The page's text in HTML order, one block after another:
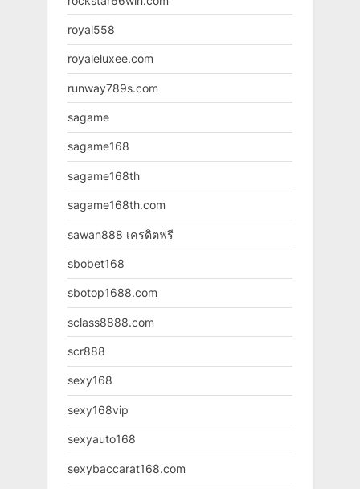
royal558
royaleluxee.com
runway789s.com
sagame
sagame168
sagame168th
sagame168th.com
sawan888 เครดิตฟรี
sbobet168
sbotop1688.com
sclass8888.com
scr888
sexy168
sexy168vip
sexyauto168
sexybaccarat168.com